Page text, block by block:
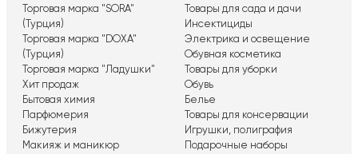
Торговая марка "SORA"
(Турция)
Торговая марка "DOXA"
(Турция)
Торговая марка "Ладушки"
Хит продаж
Бытовая химия
Парфюмерия
Бижутерия
Макияж и маникюр
Товары для сада и дачи
Инсектициды
Электрика и освещение
Обувная косметика
Товары для уборки
Обувь
Белье
Товары для консервации
Игрушки, полиграфия
Подарочные наборы